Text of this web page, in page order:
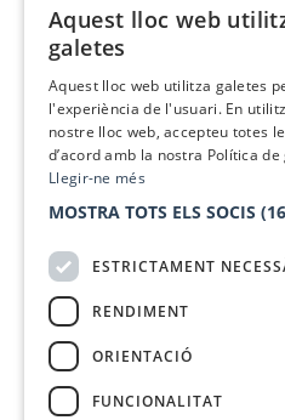
Aquest lloc web
galetes
Aquest lloc web utilitza galetes
l'experiència de l'usuari. En
nostre lloc web, accepteu totes
d’acord amb la nostra Política de
Llegir-ne més
MOSTRA TOTS ELS SOCIS
ESTRICTAMENT
RENDIMENT
ORIENTACIÓ
FUNCIONALITAT